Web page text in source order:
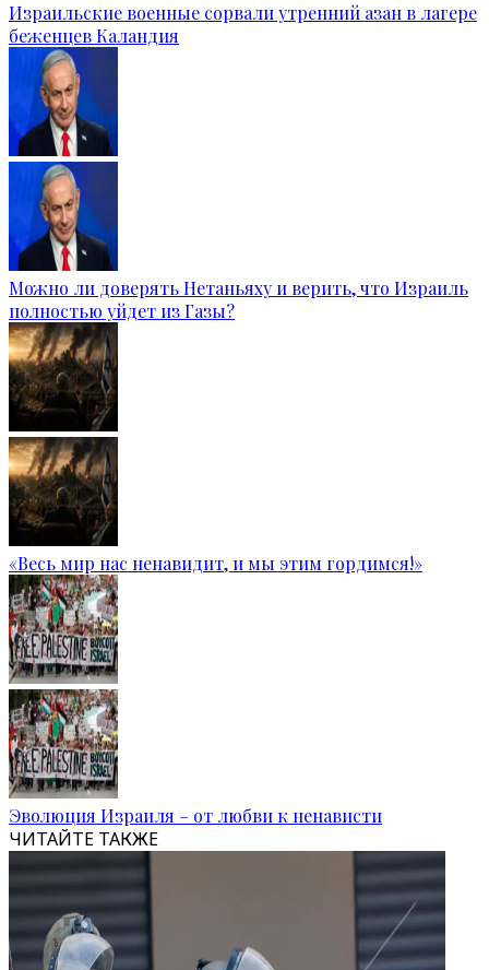
Израильские военные сорвали утренний азан в лагере
беженцев Каландия
Можно ли доверять Нетаньяху и верить, что Израиль
полностью уйдет из Газы?
«Весь мир нас ненавидит, и мы этим гордимся!»
Эволюция Израиля – от любви к ненависти
ЧИТАЙТЕ ТАКЖЕ